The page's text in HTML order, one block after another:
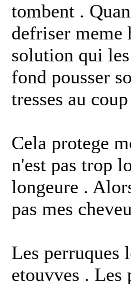
tombent .
defriser
solution qui
fond pousser
tresses au
Cela protege
n'est pas trop
longeure .
pas mes
Les perruques
etouvves . Les